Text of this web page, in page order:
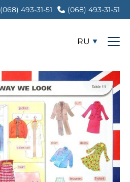
(068) 493-31-51 (068) 493-31-51
RU